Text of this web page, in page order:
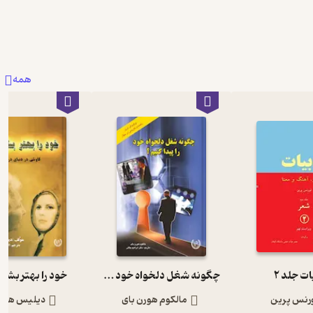
همه
جلد 2
پرین
چگونه شغل دلخواه خود را پیدا کنیم؟
مالکوم هورن بای
خود را بهتر
دیلیس